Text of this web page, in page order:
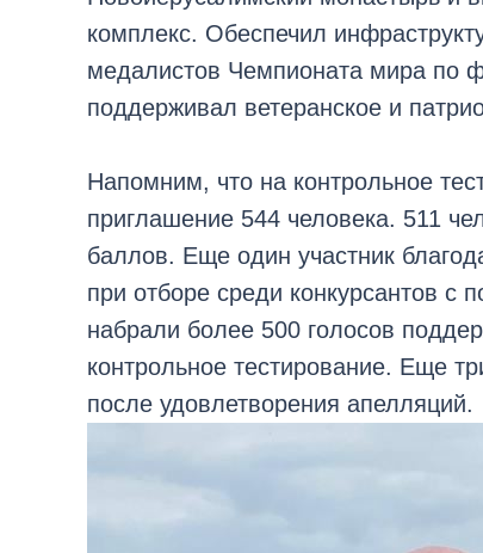
комплекс. Обеспечил
медалистов Чемпионата мира по
поддерживал ветеранское и
Напомним, что на контрольное
приглашение 544 человека. 511
баллов. Еще один участник
при отборе среди конкурсантов с
набрали более 500 голосов
контрольное тестирование. Еще
после удовлетворения апелляций.